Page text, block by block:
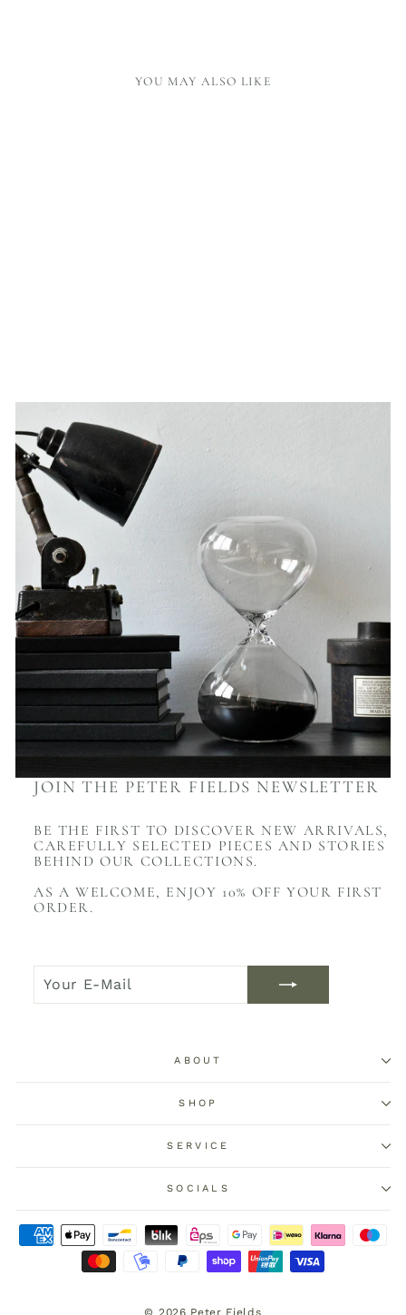
YOU MAY ALSO LIKE
JOIN THE PETER FIELDS NEWSLETTER
BE THE FIRST TO DISCOVER NEW ARRIVALS,
CAREFULLY SELECTED PIECES AND STORIES
BEHIND OUR COLLECTIONS.
AS A WELCOME, ENJOY 10% OFF YOUR FIRST
ORDER.
E-
MAIL
NOW
ABOUT
SHOP
SERVICE
SOCIALS